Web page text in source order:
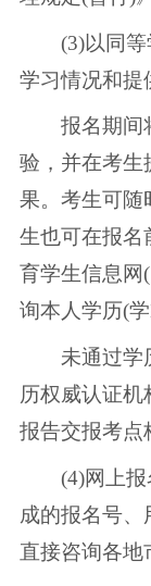
(3)以同等
学习情况和提
报名期间将
验，并在考生
果。考生可随
生也可在报名
育学生信息网
询本人学历(学
未通过学历
历权威认证
报告交报考点
(4)网上报
成的报名号、
直接咨询各地